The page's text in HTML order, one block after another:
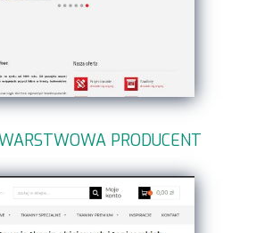
PRODUCENT